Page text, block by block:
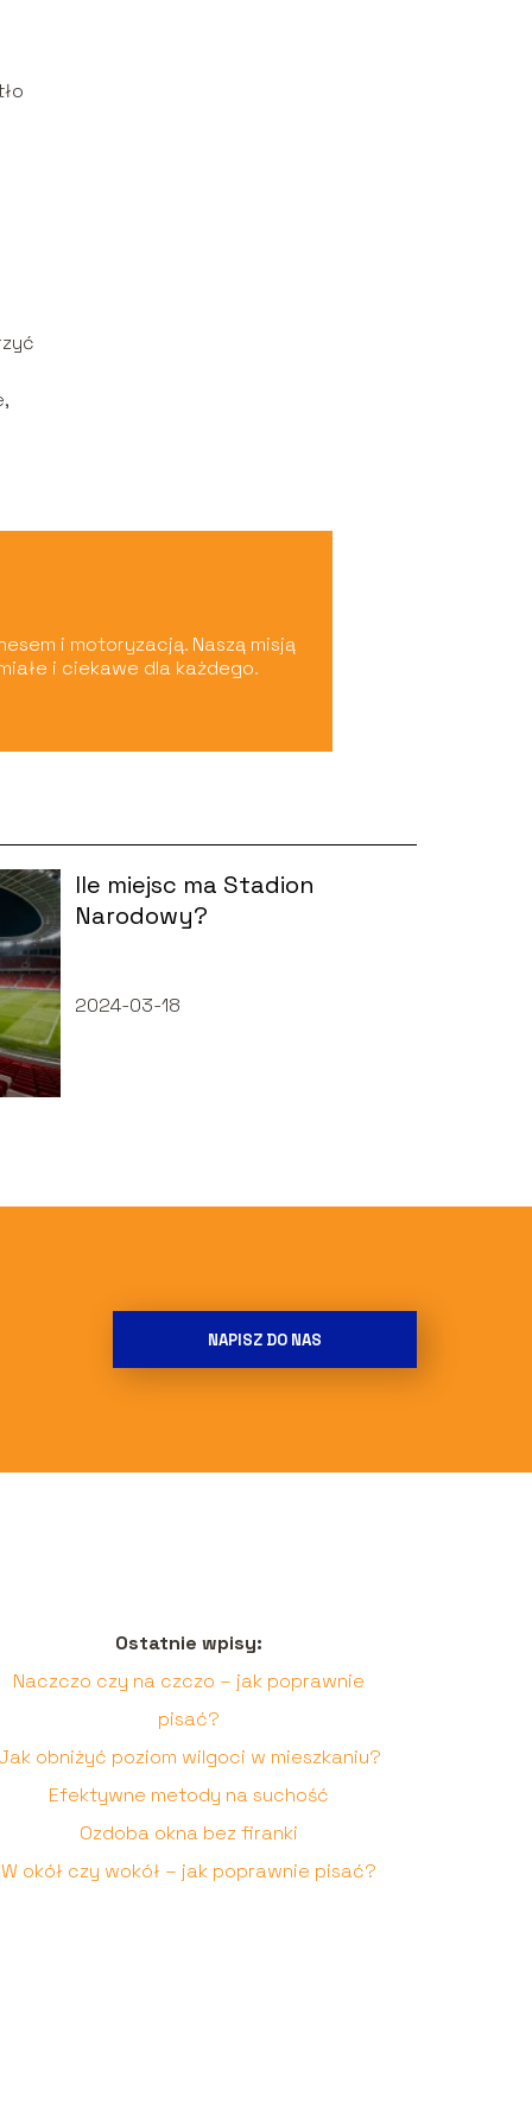
i motoryzacją. Naszą misją
i ciekawe dla każdego.
Ile miejsc ma Stadion
Narodowy?
2024-03-18
NAPISZ DO NAS
Ostatnie wpisy:
Naczczo czy na czczo – jak poprawnie
pisać?
Jak obniżyć poziom wilgoci w mieszkaniu?
Efektywne metody na suchość
Ozdoba okna bez firanki
W okół czy wokół – jak poprawnie pisać?